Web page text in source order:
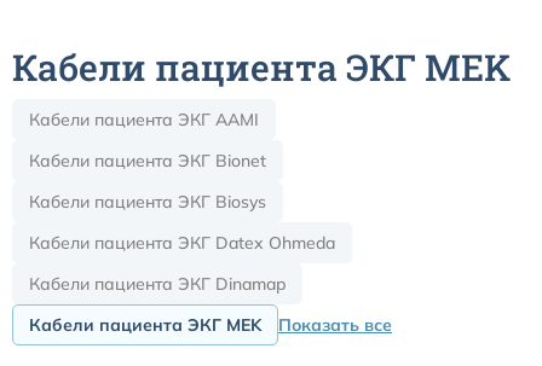
Кабели пациента ЭКГ MEK
Кабели пациента ЭКГ AAMI
Кабели пациента ЭКГ Bionet
Кабели пациента ЭКГ Biosys
Кабели пациента ЭКГ Datex Ohmeda
Кабели пациента ЭКГ Dinamap
Кабели пациента ЭКГ MEK
Показать все
Кабели пациента ЭКГ
Кабели для кардиографов